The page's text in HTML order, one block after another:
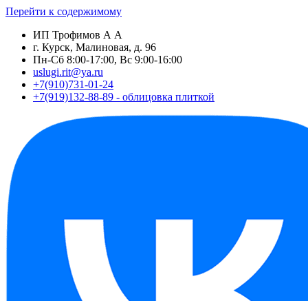
Перейти к содержимому
ИП Трофимов А А
г. Курск, Малиновая, д. 96
Пн-Сб 8:00-17:00, Вс 9:00-16:00
uslugi.rit@ya.ru
+7(910)731-01-24
+7(919)132-88-89 - облицовка плиткой